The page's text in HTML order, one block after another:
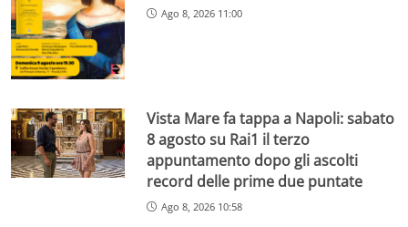
Ago 8, 2026 11:00
Vista Mare fa tappa a Napoli: sabato
8 agosto su Rai1 il terzo
appuntamento dopo gli ascolti
record delle prime due puntate
Ago 8, 2026 10:58